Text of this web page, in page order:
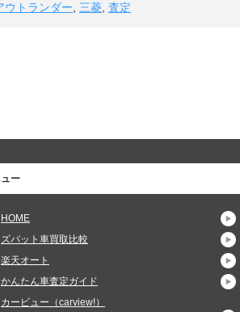
ウトランダー,三菱,査定
ー
HOME
ズバット車買取比較
楽天オート
かんたん車査定ガイド
カービュー（carview!）